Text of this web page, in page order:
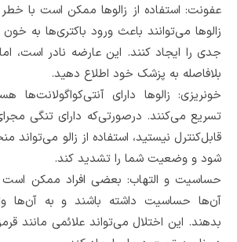
عفونت: استفاده از زالوها ممکن است با
زالوها می‌توانند باعث ورود باکتری‌ها به
جدی را ایجاد کنند. این عارضه نادر است،
بلافاصله به پزشک خود اطلاع دهید.
خونریزی: زالوها دارای آنتی‌کواگولانت‌ها
تسریع می‌کنند. درصورتی‌که دارای تنگی
قابل‌کنترل نیستید، استفاده از زالو می‌تواند
شود و وضعیت شما را تشدید کند.
حساسیت و التهاب: بعضی افراد ممکن است
آن‌ها حساسیت داشته باشند و به آن‌ها
بدهند. این اختلال می‌تواند علائمی مانند